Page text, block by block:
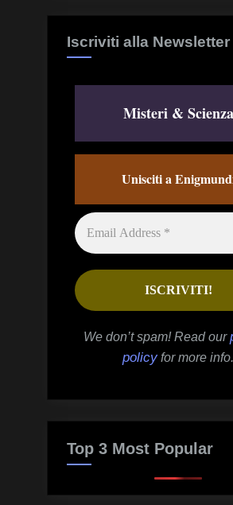
Iscriviti alla Newsletter
Misteri & Scienza
Unisciti a
We don’t spam! Read our
policyfor more info.
Top 3 Most Popular